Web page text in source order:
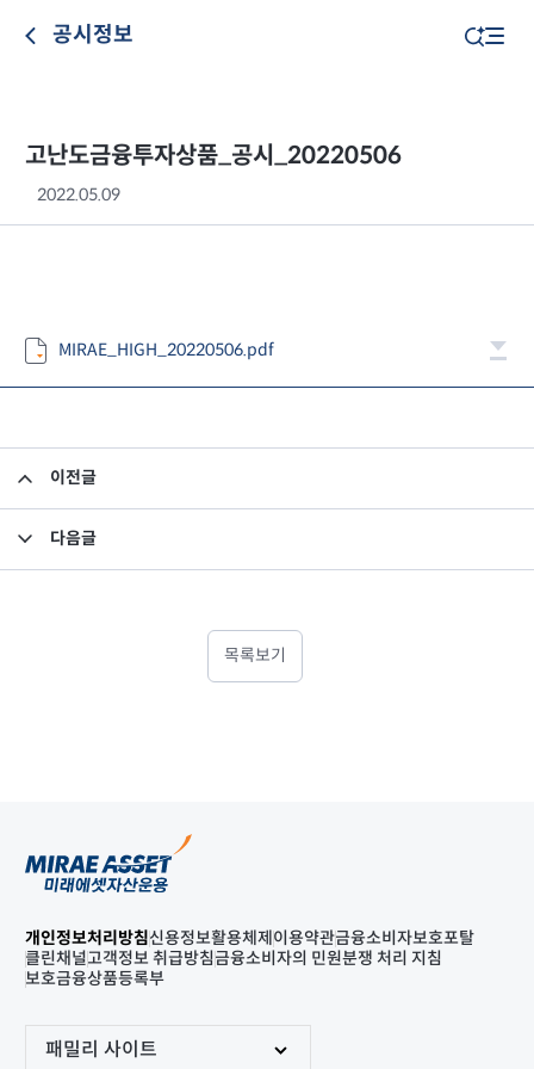
공시정보
고난도금융투자상품_공시_20220506
2022.05.09
MIRAE_HIGH_20220506.pdf
이전글
다음글
목록보기
개인정보처리방침신용정보활용체제 이용약관금융소비자보호포탈
클린채널고객정보 취급방침금융소비자의 민원분쟁 처리 지침
보호금융상품등록부
패밀리 사이트